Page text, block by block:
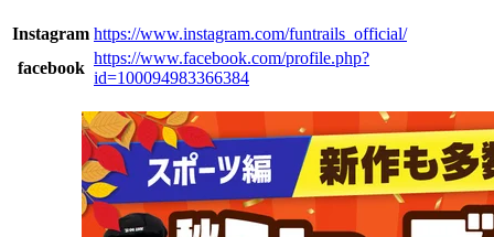
Instagram https://www.instagram.com/funtrails_official/
facebook
https://www.facebook.com/profile.php?
id=100094983366384